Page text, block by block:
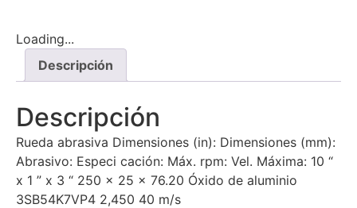
Loading...
Descripción
Descripción
Rueda abrasiva Dimensiones (in): Dimensiones (mm):
Abrasivo: Especi cación: Máx. rpm: Vel. Máxima: 10 “
x 1 ” x 3 “ 250 x 25 x 76.20 Óxido de aluminio
3SB54K7VP4 2,450 40 m/s